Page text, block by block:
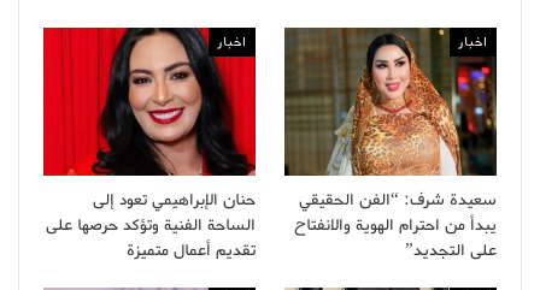
اخبار
سعيدة شرف: “الفن الحقيقي
يبدأ من احترام الهوية والانفتاح
على التجديد”
اخبار
حنان الإبراهيمي تعود إلى
الساحة الفنية وتؤكد حرصها على
تقديم أعمال متميزة